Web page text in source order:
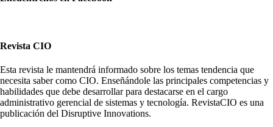
Revista CIO
Esta revista le mantendrá informado sobre los temas tendencia que
necesita saber como CIO. Enseñándole las principales competencias y
habilidades que debe desarrollar para destacarse en el cargo
administrativo gerencial de sistemas y tecnología. RevistaCIO es una
publicación del Disruptive Innovations.